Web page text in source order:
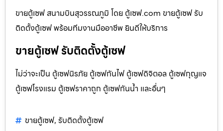
ขายตู้เซฟ สนามบินสุวรรณภูมิ โดย ตู้เซฟ.com ขายตู้เซฟ รับ
ติดตั้งตู้เซฟ พร้อมทีมงานมืออาชีพ ยินดีให้บริการ
ขายตู้เซฟ รับติดตั้งตู้เซฟ
ไม่ว่าจะเป็น ตู้เซฟนิรภัย ตู้เซฟกันไฟ ตู้เซฟดิจิตอล ตู้เซฟกุญแจ
ตู้เซฟโรงแรม ตู้เซฟราคาถูก ตู้เซฟกันน้ำ และอื่นๆ
ขายตู้เซฟ, รับติดตั้งตู้เซฟ